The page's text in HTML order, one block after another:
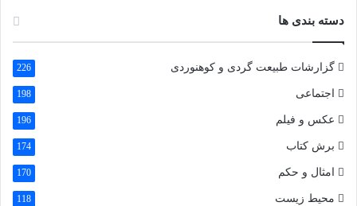
دسته بندی ها
گزارشات طبیعت گردی و کوهنوردی 226
اجتماعی 198
عکس و فیلم 196
برش کتاب 174
امثال و حکم 170
محیط زیست 118